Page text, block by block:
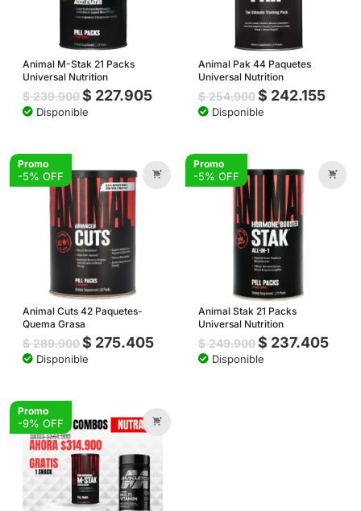
Animal M-Stak 21 Packs
Universal Nutrition
$239.900$ 227.905
Disponible
Animal Pak 44 Paquetes
Universal Nutrition
$254.900$ 242.155
Disponible
Animal Cuts 42 Paquetes-
Quema Grasa
$289.900$ 275.405
Disponible
Promo
-5% OFF
Animal Stak 21 Packs
Universal Nutrition
$249.900$ 237.405
Disponible
Promo
-5% OFF
Promo
-9% OFF